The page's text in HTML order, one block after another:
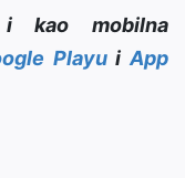
i kao mobilna
PlayuiApp